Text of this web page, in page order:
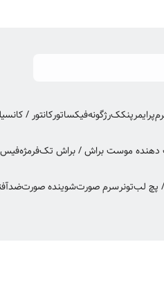
پرایمرپنککرژگونهفیکساتورکانتور /
موست براش / براش تکفرمژهفیس
پچ لبتونرسرم صورتشوینده صورت